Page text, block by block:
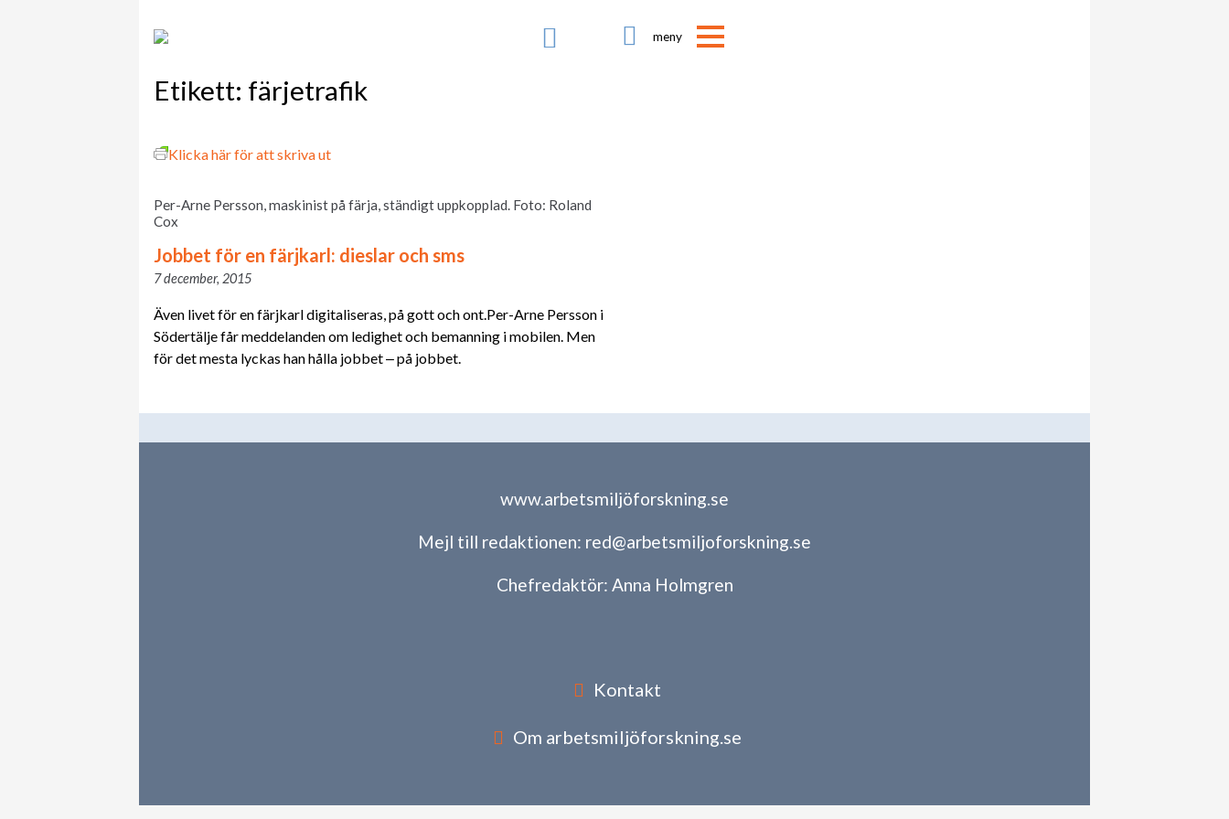

Etikett: färjetrafik
Klicka här för att skriva ut
Per-Arne Persson, maskinist på färja, ständigt uppkopplad. Foto: Roland
Cox
Jobbet för en färjkarl: dieslar och sms
7 december, 2015
Även livet för en färjkarl digitaliseras, på gott och ont.Per-Arne Persson i
Södertälje får meddelanden om ledighet och bemanning i mobilen. Men
för det mesta lyckas han hålla jobbet ‒ på jobbet.
www.arbetsmiljöforskning.se
Mejl till redaktionen: red@arbetsmiljoforskning.se
Chefredaktör: Anna Holmgren
Kontakt
Om arbetsmiljöforskning.se